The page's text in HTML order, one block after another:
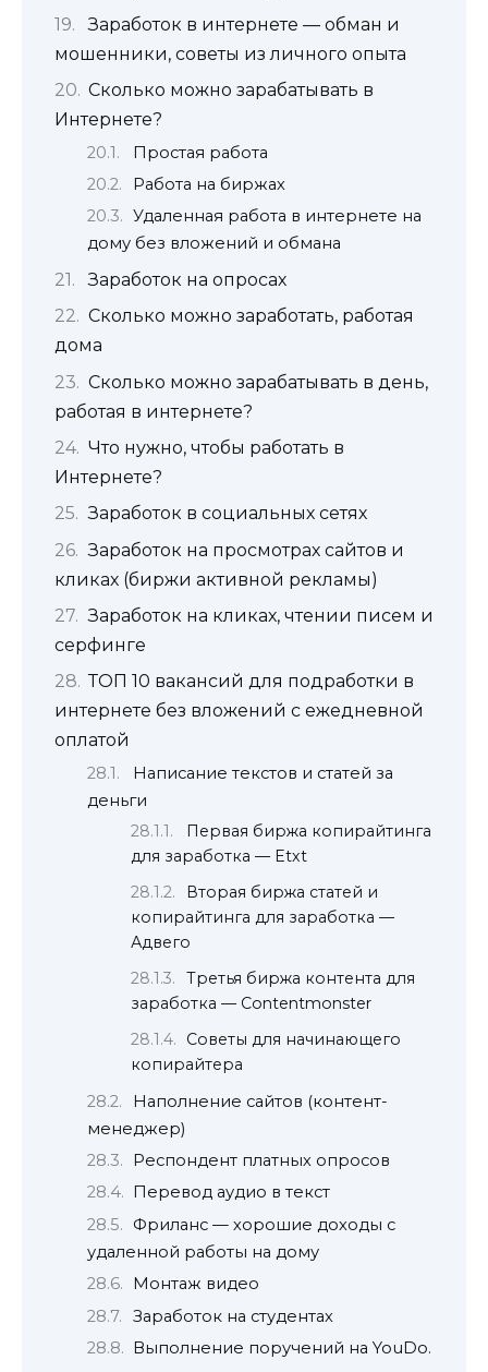
Заработок в интернете — обман и
мошенники, советы из личного опыта
Сколько можно зарабатывать в
Интернете?
Простая работа
Работа на биржах
Удаленная работа в интернете на
дому без вложений и обмана
Заработок на опросах
Сколько можно заработать, работая
дома
Сколько можно зарабатывать в день,
работая в интернете?
Что нужно, чтобы работать в
Интернете?
Заработок в социальных сетях
Заработок на просмотрах сайтов и
кликах (биржи активной рекламы)
Заработок на кликах, чтении писем и
серфинге
ТОП 10 вакансий для подработки в
интернете без вложений с ежедневной
оплатой
Написание текстов и статей за
деньги
Первая биржа копирайтинга
для заработка — Etxt
Вторая биржа статей и
копирайтинга для заработка —
Адвего
Третья биржа контента для
заработка — Contentmonster
Советы для начинающего
копирайтера
Наполнение сайтов (контент-
менеджер)
Респондент платных опросов
Перевод аудио в текст
Фриланс — хорошие доходы с
удаленной работы на дому
Монтаж видео
Заработок на студентах
Выполнение поручений на YouDo.